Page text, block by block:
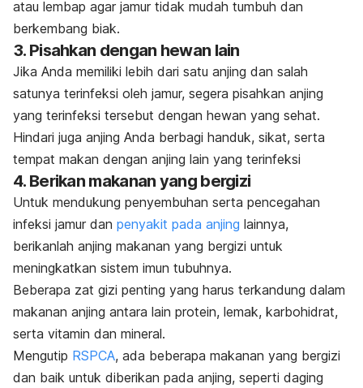
atau lembap agar jamur tidak mudah tumbuh dan
berkembang biak.
3. Pisahkan dengan hewan lain
Jika Anda memiliki lebih dari satu anjing dan salah
satunya terinfeksi oleh jamur, segera pisahkan anjing
yang terinfeksi tersebut dengan hewan yang sehat.
Hindari juga anjing Anda berbagi handuk, sikat, serta
tempat makan dengan anjing lain yang terinfeksi
4. Berikan makanan yang bergizi
Untuk mendukung penyembuhan serta pencegahan
infeksi jamur dan penyakit pada anjing lainnya,
berikanlah anjing makanan yang bergizi untuk
meningkatkan sistem imun tubuhnya.
Beberapa zat gizi penting yang harus terkandung dalam
makanan anjing antara lain protein, lemak, karbohidrat,
serta vitamin dan mineral.
Mengutip RSPCA, ada beberapa makanan yang bergizi
dan baik untuk diberikan pada anjing, seperti daging